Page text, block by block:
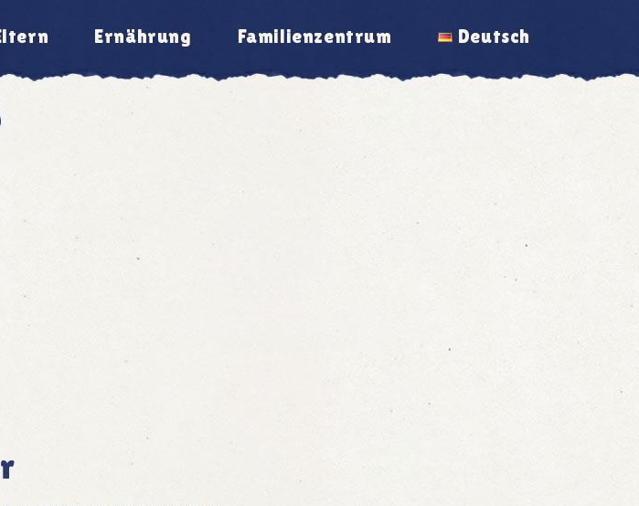
Ernährung Familienzentrum Deutsch